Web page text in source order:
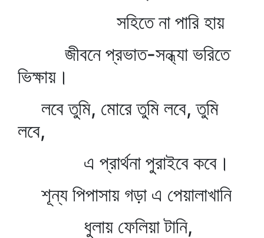
সহিতে না পারি হায়
জীবনে প্রভাত-সন্ধ্যা ভরিতে
ভিক্ষায়।
লবে তুমি, মোরে তুমি লবে, তুমি
লবে,
এ প্রার্থনা পুরাইবে কবে।
শূন্য পিপাসায় গড়া এ পেয়ালাখানি
ধুলায় ফেলিয়া টানি,